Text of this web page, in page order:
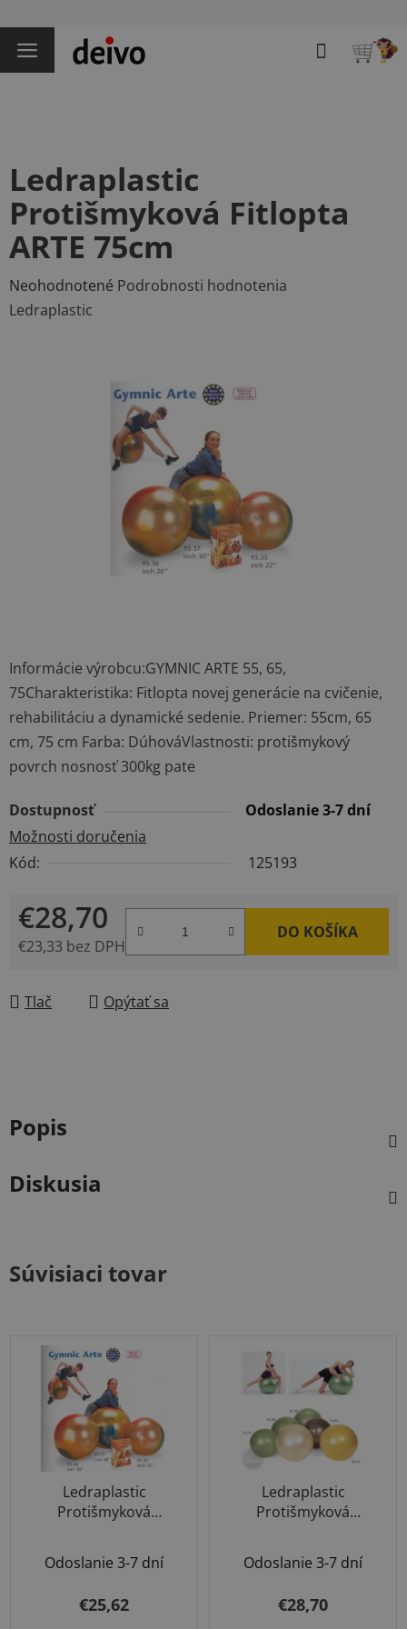
na
obsah
Hľadať
Informácie výrobcu:GYMNIC ARTE 55, 65,
75Charakteristika: Fitlopta novej generácie na cvičenie,
rehabilitáciu a dynamické sedenie. Priemer: 55cm, 65
cm, 75 cm Farba: DúhováVlastnosti: protišmykový
povrch nosnosť 300kg pate
Dostupnosť
Odoslanie 3-7 dní
Možnosti doručenia
Kód:
125193
€28,70
€23,33 bez DPH
DO KOŠÍKA
Tlač Opýtať sa
Ledraplastic
Protišmyková Fitlopta
ARTE 75cm
Priemerné
hodnotenie
Neohodnotené Podrobnosti hodnotenia
Ledraplastic
Popis
Diskusia
Súvisiaci tovar
Ledraplastic
Protišmyková
Odoslanie 3-7 dní
€25,62
Ledraplastic
Protišmyková
75cm
Odoslanie 3-7 dní
€28,70